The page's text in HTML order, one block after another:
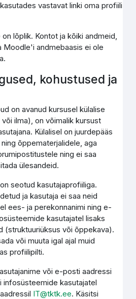
vastavat linki oma profiili
lõplik. Kontot ja kõiki andmeid,
Moodle'i andmebaasis ei ole
kohustused ja
on avanud kursusel külalise
ilma), on võimalik kursust
Külalisel on juurdepääs
õppematerjalidele, aga
ning ei saa
ülesandeid.
seotud kasutajaprofiiliga.
ja kasutaja ei saa neid
ees- ja perekonnanimi ning e-
kasutajatel lisaks
(struktuuriüksus või õppekava).
või muuta igal ajal muid
profiilipilti.
või e-posti aadressi
infosüsteemide kasutajatel
IT@tktk.ee. Käsitsi